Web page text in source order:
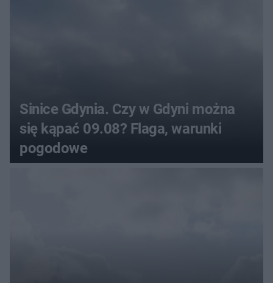
Sinice Gdynia. Czy w Gdyni można
się kąpać 09.08? Flaga, warunki
pogodowe